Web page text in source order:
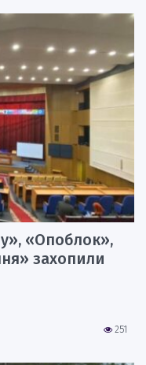
«Опоблок»,
захопили
251